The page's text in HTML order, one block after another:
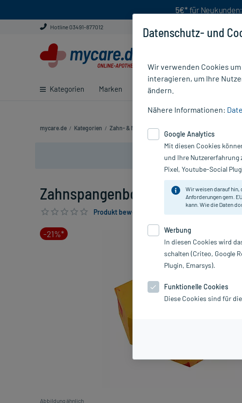
5€* für
Hotline 03491-877012
Kategorien Marken Ratgeber
mycare.de / Kategorien / Zahn- & Mundpflege
Nur
Zahnspangenbox mit Kordel, 1 St
Produkt bewerten & PlusHerzen sichern
-21%*
Abbildung ähnlich
Datenschutz- und
Wir verwenden Cookies
interagieren, um Ihre
ändern.
Nähere Informationen:
Google Analytics
Mit diesen Cookies
und Ihre Nutzererfahrung
Pixel, Youtube-Social
Wir weisen darauf hin,
Anforderungen gem.
kann. Wie die Daten
Werbung
In diesen Cookies wird
schalten (Criteo, Google
Plugin, Emarsys).
Funktionelle Cookies
Diese Cookies sind für